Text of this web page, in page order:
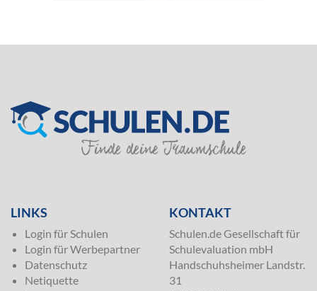
LINKS
Login für Schulen
Login für Werbepartner
Datenschutz
Netiquette
KONTAKT
Schulen.de Gesellschaft für
Schulevaluation mbH
Handschuhsheimer Landstr.
31